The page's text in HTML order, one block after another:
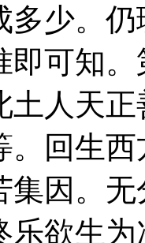
多少。
即可知
土人天
。回生
集因。
乐欲生